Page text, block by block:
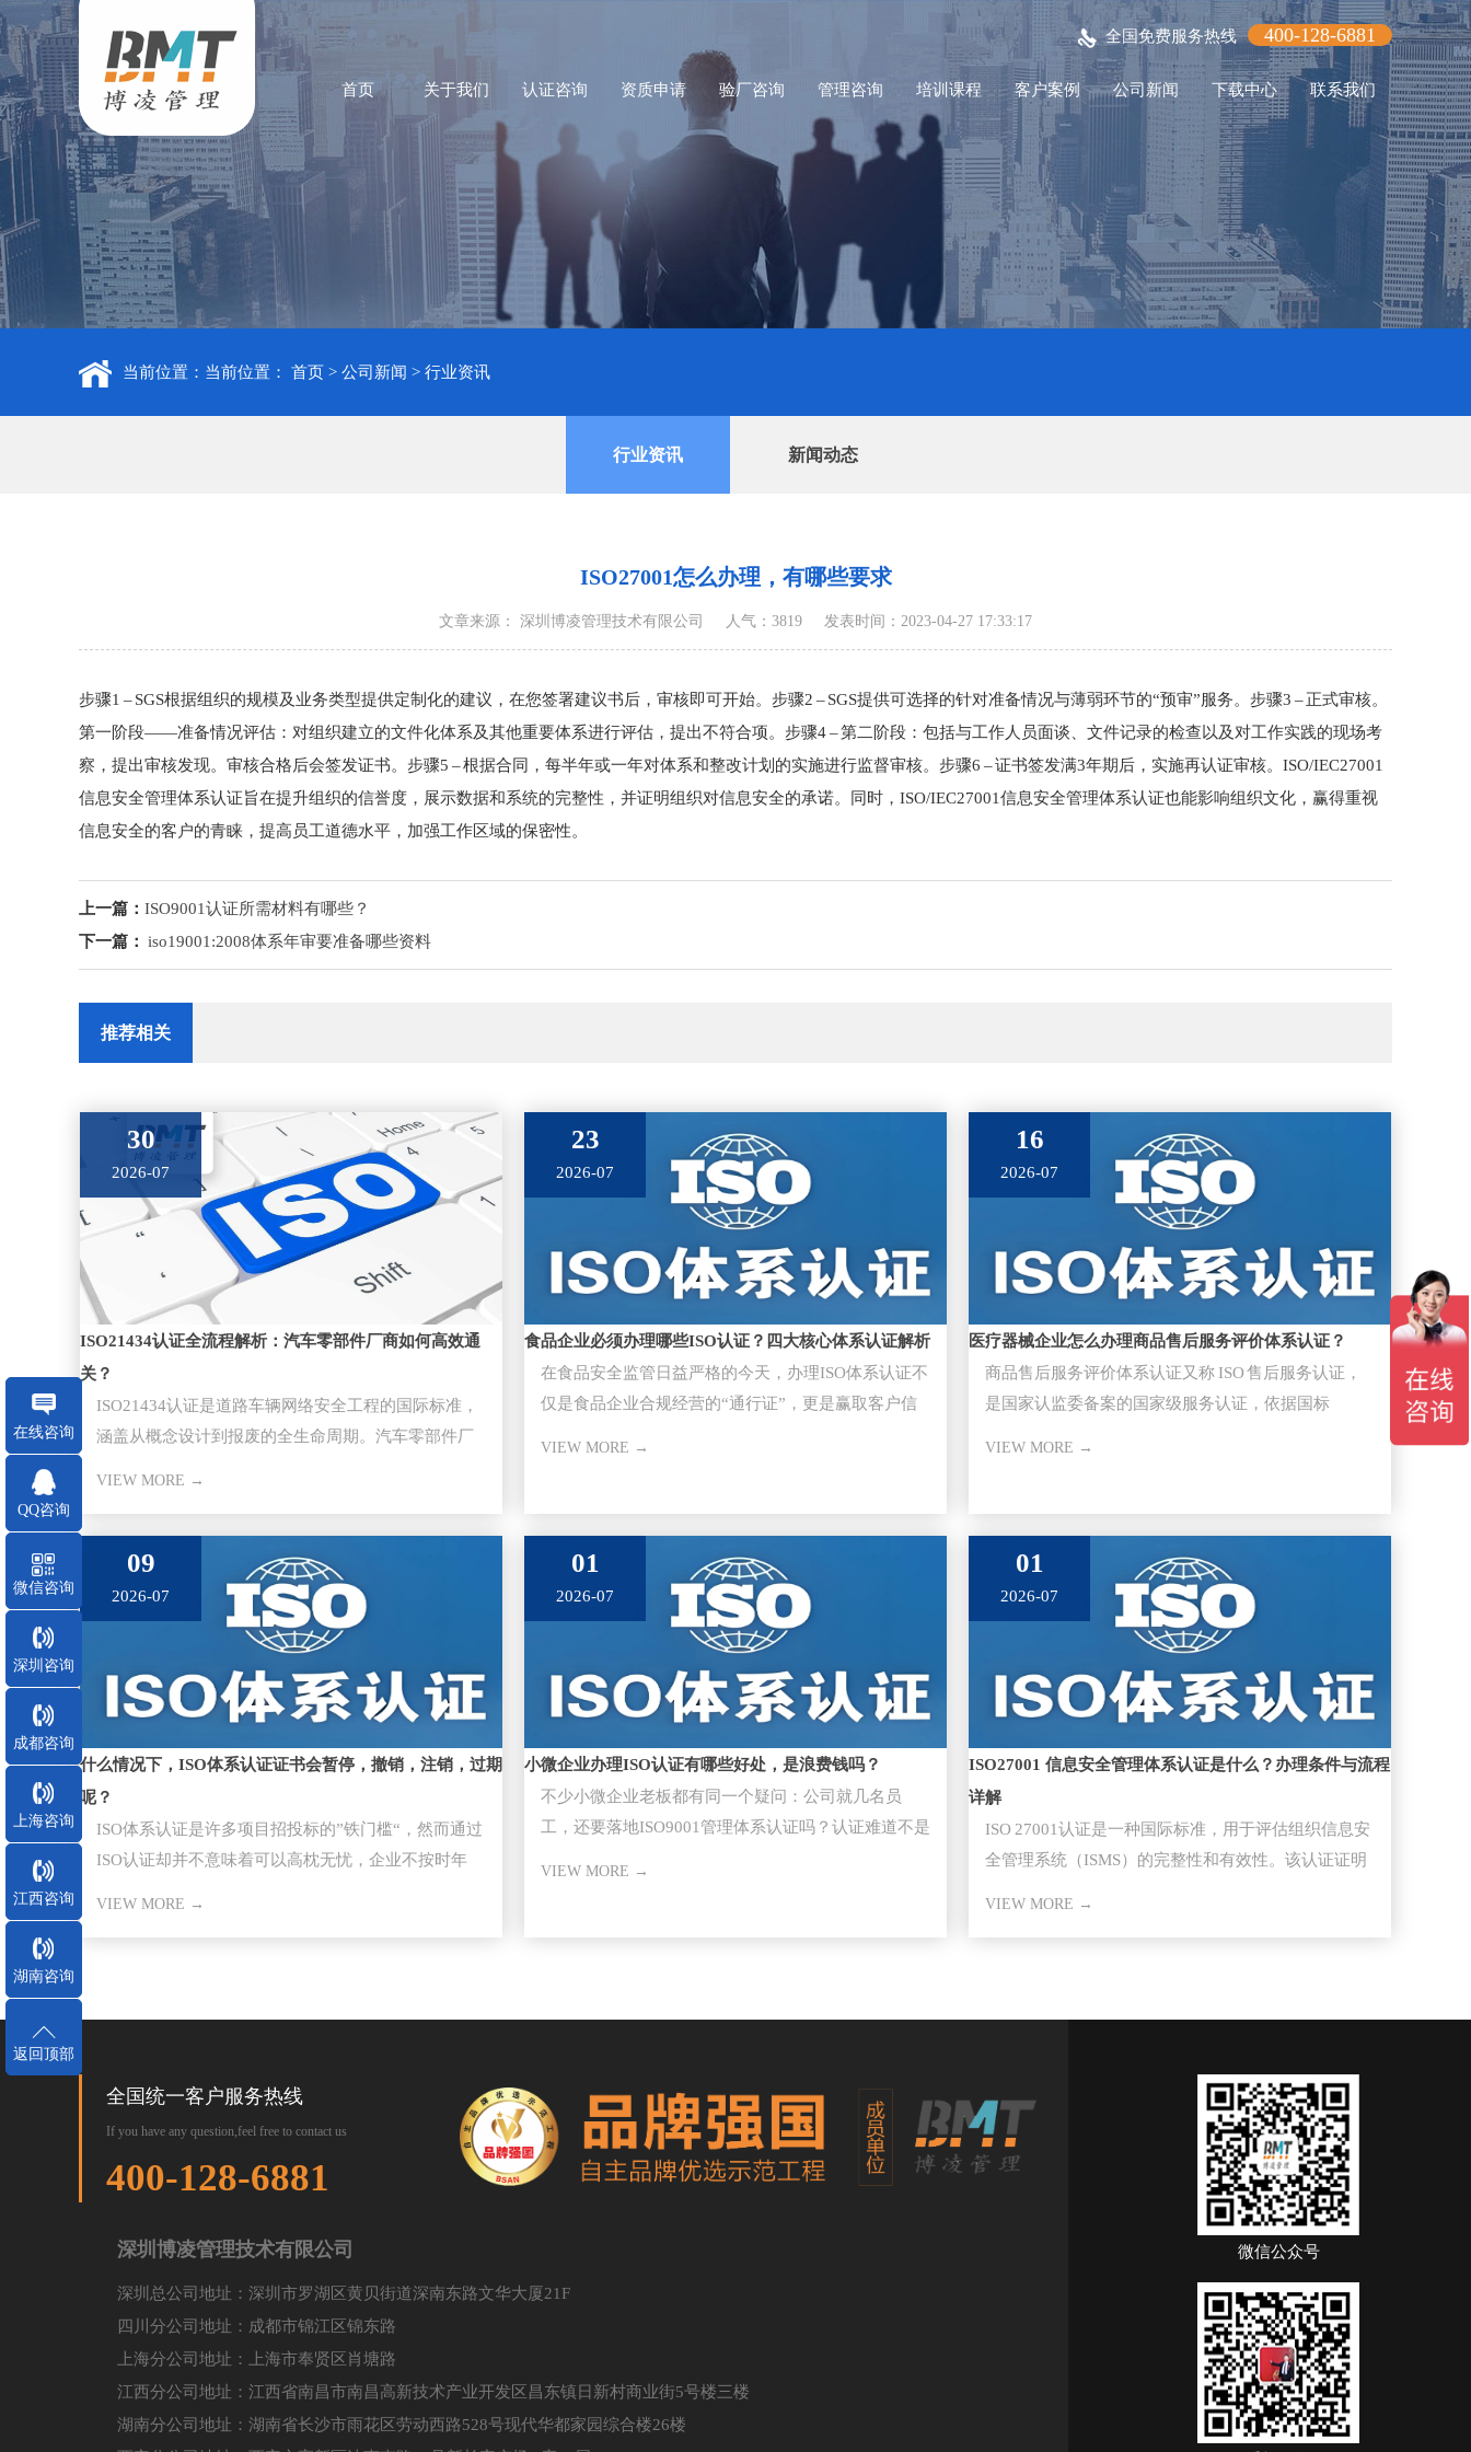
全国免费服务热线 400-128-6881
首页 关于我们 认证咨询 资质申请 验厂咨询 管理咨询 培训课程 客户案例 公司新闻 下载中心 联系我们
当前位置：当前位置： 首页 > 公司新闻 > 行业资讯
行业资讯 新闻动态
ISO27001怎么办理，有哪些要求
文章来源： 深圳博凌管理技术有限公司 人气：3819 发表时间：2023-04-27 17:33:17
步骤1 – SGS根据组织的规模及业务类型提供定制化的建议，在您签署建议书后，审核即可开始。步骤2 – SGS提供可选择的针对准备情况与薄弱环节的“预审”服务。步骤3 – 正式审核。
第一阶段——准备情况评估：对组织建立的文件化体系及其他重要体系进行评估，提出不符合项。步骤4 – 第二阶段：包括与工作人员面谈、文件记录的检查以及对工作实践的现场考
察，提出审核发现。审核合格后会签发证书。步骤5 – 根据合同，每半年或一年对体系和整改计划的实施进行监督审核。步骤6 – 证书签发满3年期后，实施再认证审核。ISO/IEC27001
信息安全管理体系认证旨在提升组织的信誉度，展示数据和系统的完整性，并证明组织对信息安全的承诺。同时，ISO/IEC27001信息安全管理体系认证也能影响组织文化，赢得重视
信息安全的客户的青睐，提高员工道德水平，加强工作区域的保密性。
上一篇： ISO9001认证所需材料有哪些？
下一篇： iso19001:2008体系年审要准备哪些资料
推荐相关
30
2026-07
ISO21434认证全流程解析：汽车零部件厂商如何高效通
关？
ISO21434认证是道路车辆网络安全工程的国际标准，
涵盖从概念设计到报废的全生命周期。汽车零部件厂
VIEW MORE →
23
2026-07
食品企业必须办理哪些ISO认证？四大核心体系认证解析
在食品安全监管日益严格的今天，办理ISO体系认证不
仅是食品企业合规经营的“通行证”，更是赢取客户信
VIEW MORE →
16
2026-07
医疗器械企业怎么办理商品售后服务评价体系认证？
商品售后服务评价体系认证又称 ISO 售后服务认证，
是国家认监委备案的国家级服务认证，依据国标
VIEW MORE →
09
2026-07
什么情况下，ISO体系认证证书会暂停，撤销，注销，过期
呢？
ISO体系认证是许多项目招投标的”铁门槛“，然而通过
ISO认证却并不意味着可以高枕无忧，企业不按时年
VIEW MORE →
01
2026-07
小微企业办理ISO认证有哪些好处，是浪费钱吗？
不少小微企业老板都有同一个疑问：公司就几名员
工，还要落地ISO9001管理体系认证​吗？认证难道不是
VIEW MORE →
01
2026-07
ISO27001 信息安全管理体系认证是什么？办理条件与流程
详解
ISO 27001认证​是一种国际标准，用于评估组织信息安
全管理系统（ISMS）的完整性和有效性。该认证证明
VIEW MORE →
全国统一客户服务热线
If you have any question,feel free to contact us
400-128-6881
深圳博凌管理技术有限公司
深圳总公司地址：深圳市罗湖区黄贝街道深南东路文华大厦21F
四川分公司地址：成都市锦江区锦东路
上海分公司地址：上海市奉贤区肖塘路
江西分公司地址：江西省南昌市南昌高新技术产业开发区昌东镇日新村商业街5号楼三楼
湖南分公司地址：湖南省长沙市雨花区劳动西路528号现代华都家园综合楼26楼
微信公众号
在线咨询
QQ咨询
微信咨询
深圳咨询
成都咨询
上海咨询
江西咨询
湖南咨询
返回顶部